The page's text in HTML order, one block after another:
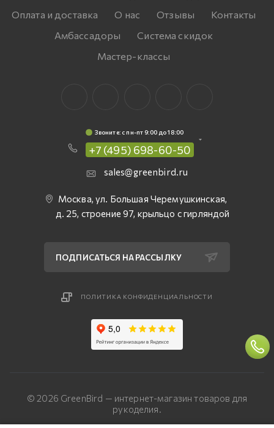
Оплата и доставка
О нас Отзывы
Контакты
Амбассадоры
Система скидок
Мастер-классы
Звоните: c пн-пт 9:00 до 18:00
+7 (495) 698-60-50
sales@greenbird.ru
Москва, ул. Большая Черемушкинская,
д. 25, строение 97, крыльцо с гирляндой
ПОДПИСАТЬСЯ НА РАССЫЛКУ
ПОЛИТИКА КОНФИДЕНЦИАЛЬНОСТИ
© 2026 GreenBird — интернет-магазин товаров для
рукоделия.